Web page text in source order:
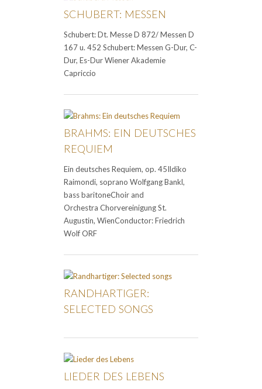
SCHUBERT: MESSEN
Schubert: Dt. Messe D 872/ Messen D
167 u. 452 Schubert: Messen G-Dur, C-
Dur, Es-Dur Wiener Akademie
Capriccio
BRAHMS: EIN DEUTSCHES
REQUIEM
Ein deutsches Requiem, op. 45Ildiko
Raimondi, soprano Wolfgang Bankl,
bass baritoneChoir and
Orchestra Chorvereinigung St.
Augustin, WienConductor: Friedrich
Wolf ORF
RANDHARTIGER:
SELECTED SONGS
LIEDER DES LEBENS